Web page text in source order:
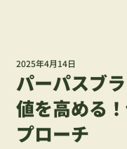
パーパスブ
値を高める
プローチ
2025年4月14日